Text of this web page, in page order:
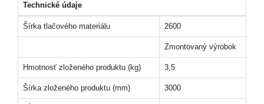
Technické údaje
Šírka tlačového materiálu 2600
Zmontovaný výrobok
Hmotnosť zloženého produktu (kg) 3,5
Šírka zloženého produktu (mm) 3000